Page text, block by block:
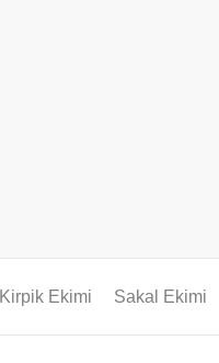
Kirpik Ekimi Sakal Ekimi